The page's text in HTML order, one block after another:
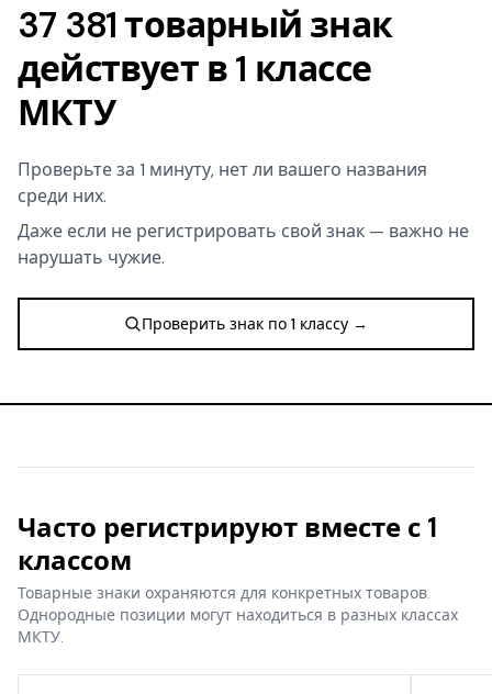
37 381 товарный знак
действует в 1 классе
МКТУ
Проверьте за 1 минуту, нет ли вашего названия
среди них.
Даже если не регистрировать свой знак — важно не
нарушать чужие.
Проверить знак по 1 классу →
Часто регистрируют вместе с 1
классом
Товарные знаки охраняются для конкретных товаров.
Однородные позиции могут находиться в разных классах
МКТУ.